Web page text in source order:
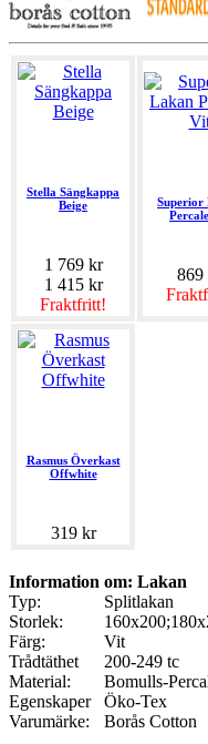
Stella Sängkappa
Beige
1 769 kr
1 415 kr
Fraktfritt!
Superior
869
Rasmus Överkast
Offwhite
319 kr
Information om: Lakan
Typ:
Splitlakan
Storlek:
Färg:
Vit
Trådtäthet
200-249 tc
Material:
Bomulls-
Egenskaper
Öko-Tex
Varumärke:
Borås Cotton